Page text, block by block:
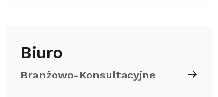
Biuro
Branżowo-Konsultacyjne